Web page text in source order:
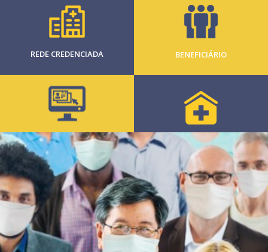
REDE CREDENCIADA BENEFICIÁRIO
CLIENTE
PESSOA JURÍDICA CREDENCIADO